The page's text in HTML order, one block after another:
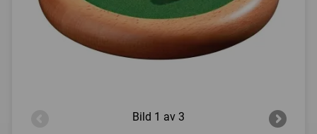
Bild 1 av 3